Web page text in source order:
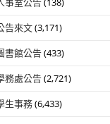
告來文(3,171)
書館公告(433)
務處公告(2,721)
生事務(6,433)